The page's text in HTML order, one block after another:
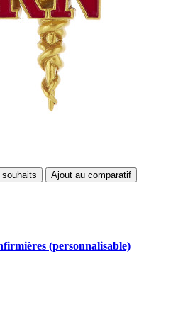
Ajout au comparatif
(personnalisable)